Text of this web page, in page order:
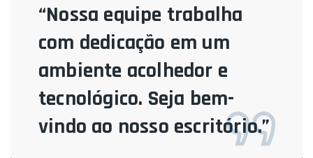
“Nossa equipe trabalha
com dedicação em um
ambiente acolhedor e
tecnológico. Seja bem-
vindo ao nosso escritório.”